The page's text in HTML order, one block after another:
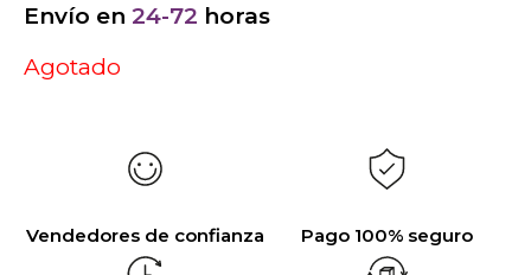
Envío en 24-72 horas
Agotado
Vendedores de confianza Pago 100% seguro